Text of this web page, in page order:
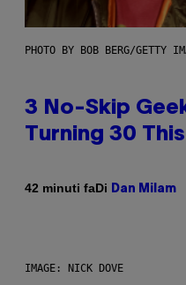
PHOTO BY BOB BERG/GETTY
3 No-Skip
Turning 30
42 minuti faDi Dan Milam
IMAGE: NICK DOVE